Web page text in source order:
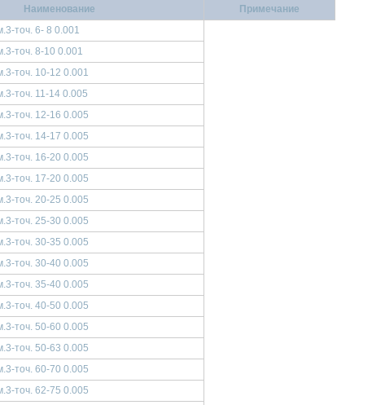
Наименование
Примечание
точ. 6- 8 0.001
точ. 8-10 0.001
точ. 10-12 0.001
точ. 11-14 0.005
точ. 12-16 0.005
точ. 14-17 0.005
точ. 16-20 0.005
точ. 17-20 0.005
точ. 20-25 0.005
точ. 25-30 0.005
точ. 30-35 0.005
точ. 30-40 0.005
точ. 35-40 0.005
точ. 40-50 0.005
точ. 50-60 0.005
точ. 50-63 0.005
точ. 60-70 0.005
точ. 62-75 0.005